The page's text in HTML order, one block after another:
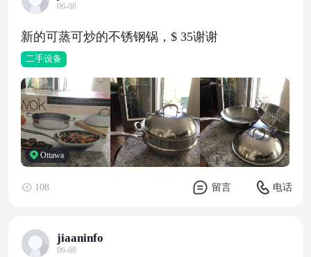
06-08
新的可蒸可炒的不锈钢锅，$ 35谢谢
二手设备
Ottawa
108 留言 电话
jiaaninfo
06-08